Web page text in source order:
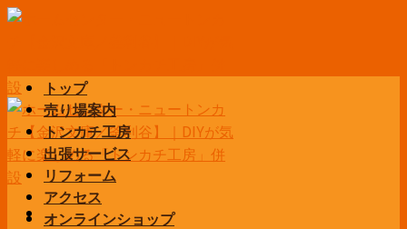
Skip
トップ
売り場案内
トンカチ工房
出張サービス
リフォーム
アクセス
オンラインショップ